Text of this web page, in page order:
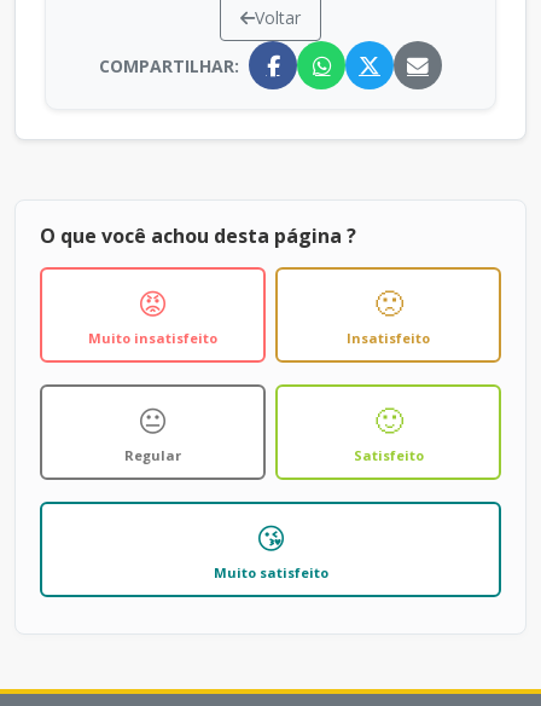
Voltar
COMPARTILHAR:
O que você achou desta página ?
😡
Muito insatisfeito
🙁
Insatisfeito
😐
Regular
🙂
Satisfeito
😘
Muito satisfeito